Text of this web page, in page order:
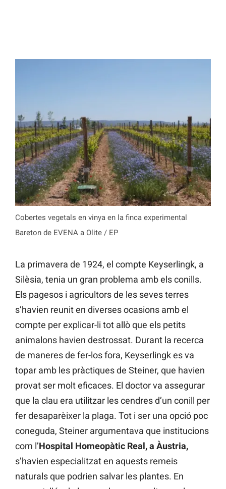
Cobertes vegetals en vinya en la finca experimental
Bareton de EVENA a Olite / EP
La primavera de 1924, el compte Keyserlingk, a
Silèsia, tenia un gran problema amb els conills.
Els pagesos i agricultors de les seves terres
s’havien reunit en diverses ocasions amb el
compte per explicar-li tot allò que els petits
animalons havien destrossat. Durant la recerca
de maneres de fer-los fora, Keyserlingk es va
topar amb les pràctiques de Steiner, que havien
provat ser molt eficaces. El doctor va assegurar
que la clau era utilitzar les cendres d’un conill per
fer desaparèixer la plaga. Tot i ser una opció poc
coneguda, Steiner argumentava que institucions
com l’Hospital Homeopàtic Real, a Àustria,
s’havien especialitzat en aquests remeis
naturals que podrien salvar les plantes. En